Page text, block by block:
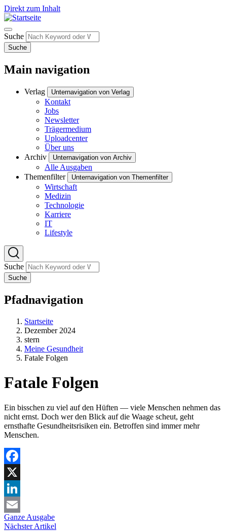
Direkt zum Inhalt
Suche
Suche
Main navigation
Verlag Unternavigation von Verlag
Kontakt
Jobs
Newsletter
Trägermedium
Uploadcenter
Über uns
Archiv
Unternavigation von Archiv
Alle Ausgaben
Themenfilter
Unternavigation von Themenfilter
Wirtschaft
Medizin
Technologie
Karriere
IT
Lifestyle
Suche
Suche
Pfadnavigation
Startseite
Dezember 2024
stern
Meine Gesundheit
Fatale Folgen
Fatale Folgen
Ein bisschen zu viel auf den Hüften — viele Menschen nehmen das
nicht ernst. Doch wer den Blick auf die Waage scheut, geht
ernsthafte Gesundheitsrisiken ein. Betroffen sind immer mehr
Menschen.
Facebook
X
LinkedIn
Email
Ganze Ausgabe
Nächster Artikel